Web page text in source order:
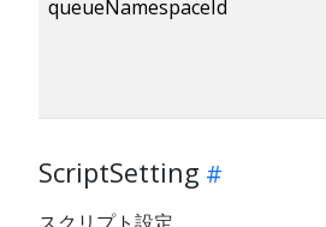
queueNamespaceId
ScriptSetting
スクリプト設定